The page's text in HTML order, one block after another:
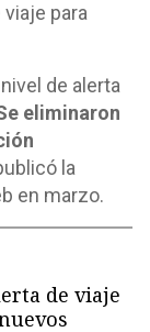
para
de alerta
eliminaron
la
en marzo.
de viaje